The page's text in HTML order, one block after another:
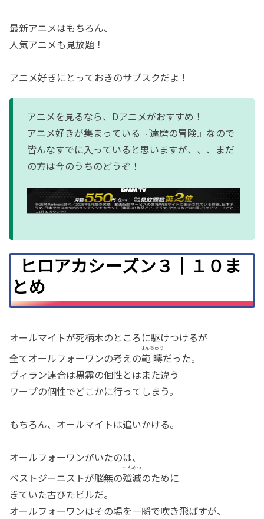
最新アニメはもちろん、
人気アニメも見放題！
アニメ好きにとっておきのサブスクだよ！
アニメを見るなら、Dアニメがおすすめ！
アニメ好きが集まっている『達磨の冒険』なので
皆んなすでに入っていると思いますが、、、まだ
の方は今のうちのどうぞ！
ヒロアカシーズン３｜１０ま
とめ
オールマイトが死柄木のところに駆けつけるが
全てオールフォーワンの考えの範疇
はんちゅう
だった。
ヴィラン連合は黒霧の個性とはまた違う
ワープの個性でどこかに行ってしまう。
もちろん、オールマイトは追いかける。
オールフォーワンがいたのは、
ベストジーニストが脳無の殲滅
せんめつ
のために
きていた古びたビルだ。
オールフォーワンはその場を一瞬で吹き飛ばすが、